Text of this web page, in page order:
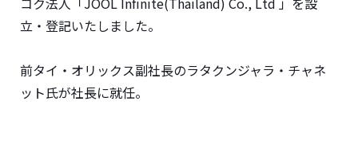
立・登記いたしました。
前タイ・オリックス副社長のラタクンジャラ・チャネ
ット氏が社長に就任。